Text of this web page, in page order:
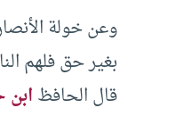
وعن خولة
بغير حق فلهم
قال الحافظ